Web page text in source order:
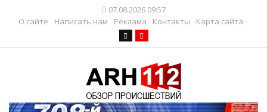
07.08.2026 09:57
О сайте
Написать нам Реклама Контакты Карта сайта